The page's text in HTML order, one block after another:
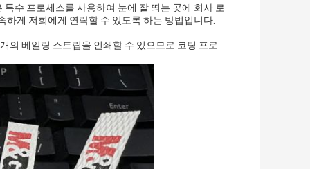
수 프로세스를 사용하여 눈에 잘 띄는 곳에 회사 로
하게 저희에게 연락할 수 있도록 하는 방법입니다.
의 베일링 스트립을 인쇄할 수 있으므로 코팅 프로